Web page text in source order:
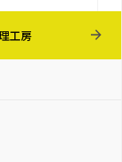
工房